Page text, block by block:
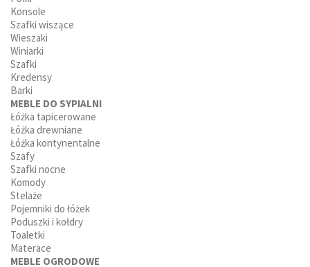
Konsole
Szafki wiszące
Wieszaki
Winiarki
Szafki
Kredensy
Barki
MEBLE DO SYPIALNI
Łóżka tapicerowane
Łóżka drewniane
Łóżka kontynentalne
Szafy
Szafki nocne
Komody
Stelaże
Pojemniki do łóżek
Poduszki i kołdry
Toaletki
Materace
MEBLE OGRODOWE